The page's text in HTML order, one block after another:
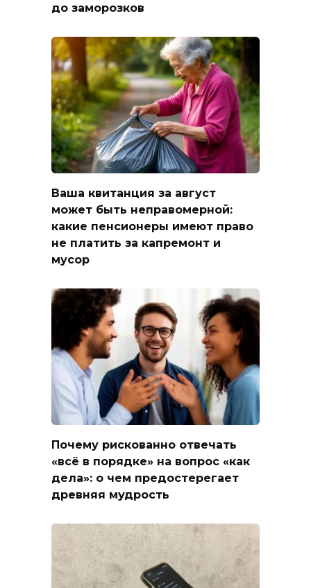
до заморозков
Ваша квитанция за август
может быть неправомерной:
какие пенсионеры имеют право
не платить за капремонт и
мусор
Почему рискованно отвечать
«всё в порядке» на вопрос «как
дела»: о чем предостерегает
древняя мудрость